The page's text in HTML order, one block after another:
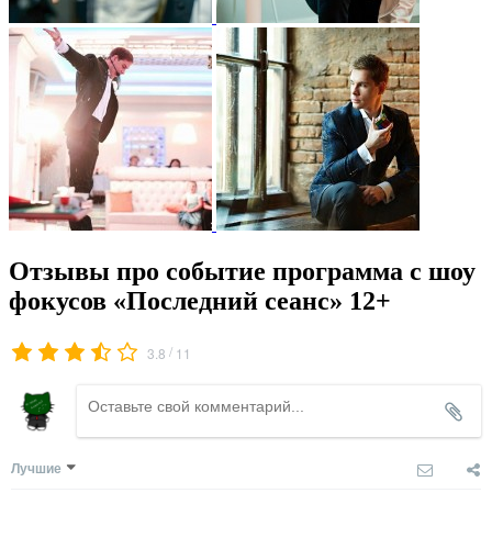
Отзывы про событие программа с шоу
фокусов «Последний сеанс» 12+
3.8 / 11
Лучшие